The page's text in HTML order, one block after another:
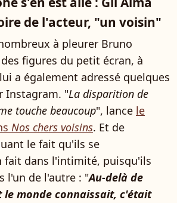
de l'acteur, "un voisin"
à pleurer Bruno
figures du petit écran, à
a également adressé quelques
Instagram. "La disparition de
touche beaucoup", lance le
Nos chers voisins. Et de
le fait qu'ils se
fait dans l'intimité, puisqu'ils
l'un de l'autre : "Au-delà de
monde connaissait, c'était